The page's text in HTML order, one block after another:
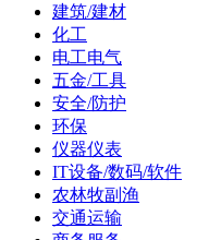
建筑/建材
化工
电工电气
五金/工具
安全/防护
环保
仪器仪表
IT设备/数码/软件
农林牧副渔
交通运输